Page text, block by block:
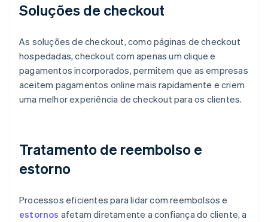
Soluções de checkout
As soluções de checkout, como páginas de checkout
hospedadas, checkout com apenas um clique e
pagamentos incorporados, permitem que as empresas
aceitem pagamentos online mais rapidamente e criem
uma melhor experiência de checkout para os clientes.
Tratamento de reembolso e
estorno
Processos eficientes para lidar com reembolsos e
estornos afetam diretamente a confiança do cliente, a